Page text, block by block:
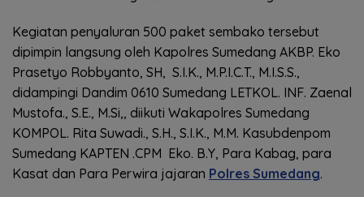
Kegiatan penyaluran 500 paket sembako tersebut
dipimpin langsung oleh Kapolres Sumedang AKBP. Eko
Prasetyo Robbyanto, SH, S.I.K., M.P.I.C.T., M.I.S.S.,
didampingi Dandim 0610 Sumedang LETKOL. INF. Zaenal
Mustofa., S.E., M.Si,, diikuti Wakapolres Sumedang
KOMPOL. Rita Suwadi., S.H., S.I.K., M.M. Kasubdenpom
Sumedang KAPTEN .CPM Eko. B.Y, Para Kabag, para
Kasat dan Para Perwira jajaran Polres Sumedang.